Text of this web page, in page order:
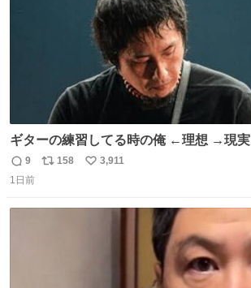
ギターの練習してる時の俺 ←理想 →現実
返
信
9
リ
158
い
3,911
1日前